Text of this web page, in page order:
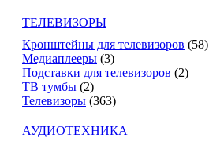
ТЕЛЕВИЗОРЫ
Кронштейны для телевизоров (58)
Медиаплееры (3)
Подставки для телевизоров (2)
ТВ тумбы (2)
Телевизоры (363)
АУДИОТЕХНИКА